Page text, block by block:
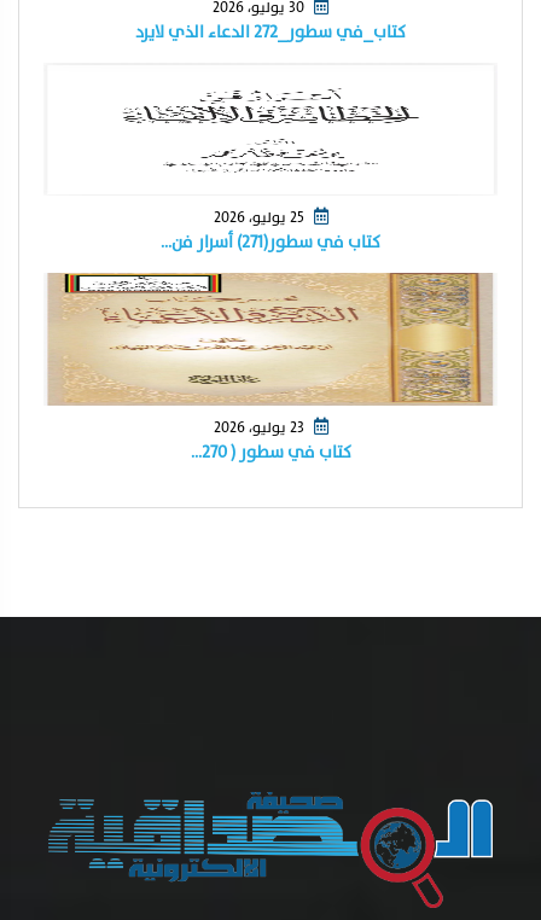
كتاب_في سطور_٢٧٢ الدعاء الذي لايرد
كتاب في سطور(٢٧١) أسرار فن…
كتاب في سطور ( ٢٧٠…